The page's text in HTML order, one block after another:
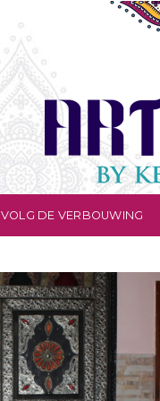
VOLG DE VERBOUWING